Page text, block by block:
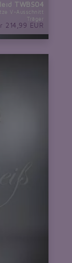
TWBS04
V-Ausschnitt
Träger
214,99 EUR